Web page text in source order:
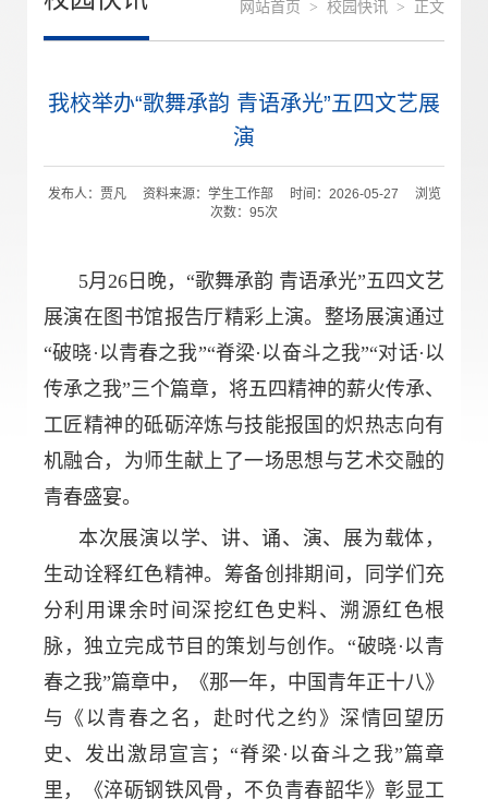
网站首页 > 校园快讯 > 正文
我校举办“歌舞承韵 青语承光”五四文艺展
演
发布人：贾凡 资料来源：学生工作部 时间：2026-05-27 浏览
次数： 95次
5月26日晚，“歌舞承韵 青语承光”五四文艺
展演在图书馆报告厅精彩上演。整场展演通过
“破晓·以青春之我”“脊梁·以奋斗之我”“对话·以
传承之我”三个篇章，将五四精神的薪火传承、
工匠精神的砥砺淬炼与技能报国的炽热志向有
机融合，为师生献上了一场思想与艺术交融的
青春盛宴。
本次展演以学、讲、诵、演、展为载体，
生动诠释红色精神。筹备创排期间，同学们充
分利用课余时间深挖红色史料、溯源红色根
脉，独立完成节目的策划与创作。“破晓·以青
春之我”篇章中，《那一年，中国青年正十八》
与《以青春之名，赴时代之约》深情回望历
史、发出激昂宣言；“脊梁·以奋斗之我”篇章
里，《淬砺钢铁风骨，不负青春韶华》彰显工